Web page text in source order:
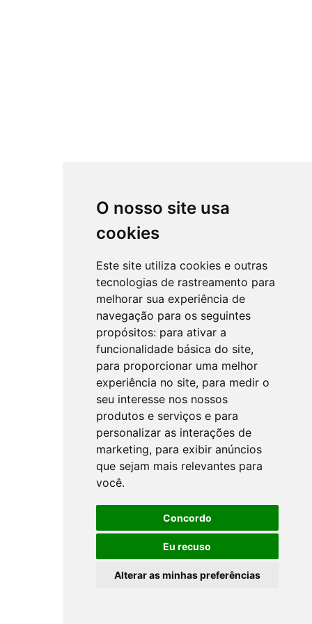
O nosso site usa
cookies
Este site utiliza cookies e outras
tecnologias de rastreamento para
melhorar sua experiência de
navegação para os seguintes
propósitos: para ativar a
funcionalidade básica do site,
para proporcionar uma melhor
experiência no site, para medir o
seu interesse nos nossos
produtos e serviços e para
personalizar as interações de
marketing, para exibir anúncios
que sejam mais relevantes para
você.
Concordo
Eu recuso
Alterar as minhas preferências